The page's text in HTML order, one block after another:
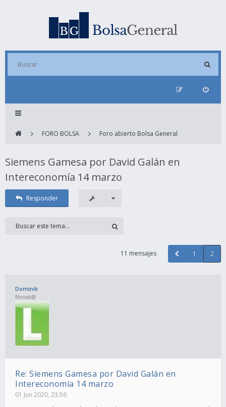
FORO BOLSA Foro abierto Bolsa General
Siemens Gamesa por David Galán en
Intereconomía 14 marzo
Responder
11 mensajes 1 2
Dominik
Novat@
Re: Siemens Gamesa por David Galán en
Intereconomía 14 marzo
01 Jun 2020, 23:56